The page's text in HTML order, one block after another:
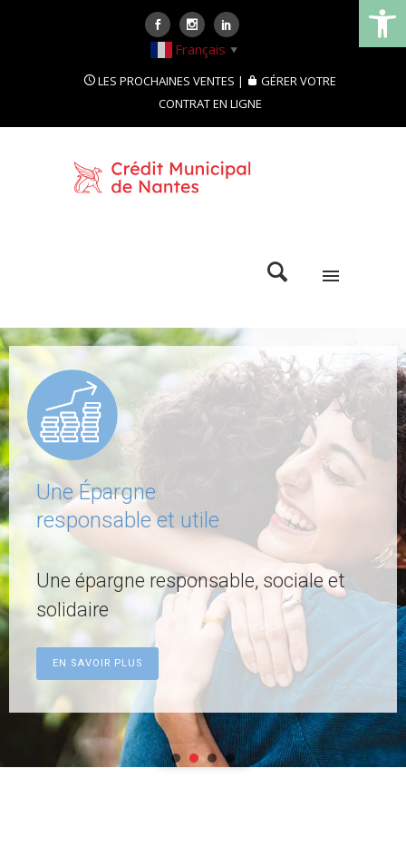
Français ▼
LES PROCHAINES VENTES
GÉRER VOTRE
CONTRAT EN LIGNE
Financement de la dépendance et
du bien-vieillir ?
Pensez Prêt 60 !
EN SAVOIR PLUS